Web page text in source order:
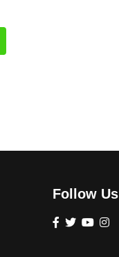
Follow Us